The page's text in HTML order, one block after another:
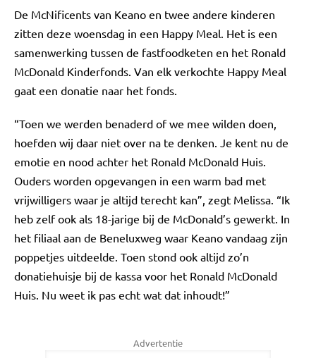
De McNificents van Keano en twee andere kinderen
zitten deze woensdag in een Happy Meal. Het is een
samenwerking tussen de fastfoodketen en het Ronald
McDonald Kinderfonds. Van elk verkochte Happy Meal
gaat een donatie naar het fonds.
“Toen we werden benaderd of we mee wilden doen,
hoefden wij daar niet over na te denken. Je kent nu de
emotie en nood achter het Ronald McDonald Huis.
Ouders worden opgevangen in een warm bad met
vrijwilligers waar je altijd terecht kan”, zegt Melissa. “Ik
heb zelf ook als 18-jarige bij de McDonald’s gewerkt. In
het filiaal aan de Beneluxweg waar Keano vandaag zijn
poppetjes uitdeelde. Toen stond ook altijd zo’n
donatiehuisje bij de kassa voor het Ronald McDonald
Huis. Nu weet ik pas echt wat dat inhoudt!”
Advertentie